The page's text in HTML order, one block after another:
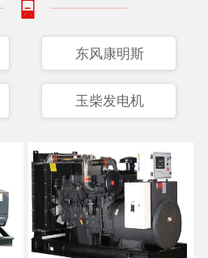
东风康明斯
玉柴发电机